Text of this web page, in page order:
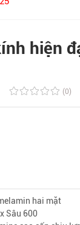
Giải pháp thiết
hiện
(0)
hai mặt
Sâu 600